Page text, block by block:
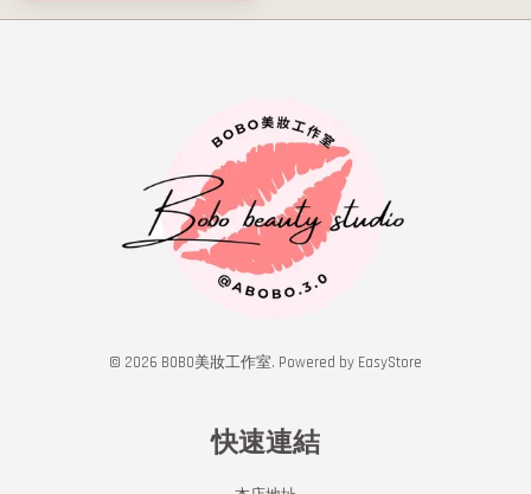
© 2026 BOBO美妝工作室. Powered by EasyStore
快速連結